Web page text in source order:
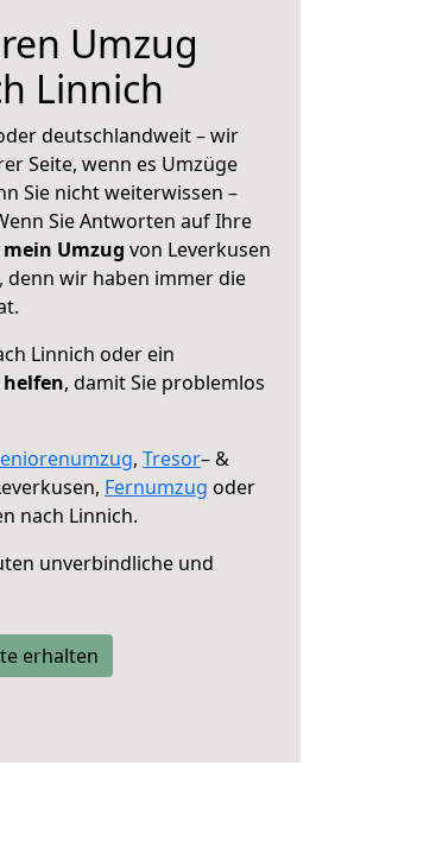
Umzug
Linnich
deutschlandweit – wir
Seite, wenn es Umzüge
Sie nicht weiterwissen –
Sie Antworten auf Ihre
Umzug von Leverkusen
denn wir haben immer die
Linnich oder ein
, damit Sie problemlos
, Tresor– &
Fernumzug oder
nach Linnich.
unverbindliche und
erhalten